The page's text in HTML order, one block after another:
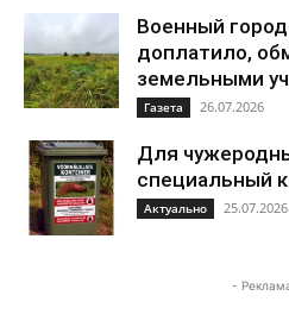
Военный
доплатило,
земельными
Газета 26.07.2026
Для
специальный
Актуально 25.07.2026
-